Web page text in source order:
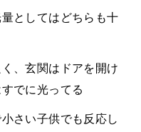
としてはどちらも十
、玄関はドアを開け
でに光ってる
さい子供でも反応し